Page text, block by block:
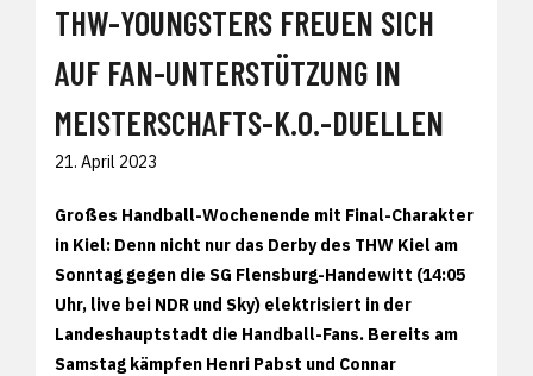
THW-YOUNGSTERS FREUEN SICH
AUF FAN-UNTERSTÜTZUNG IN
MEISTERSCHAFTS-K.O.-DUELLEN
21. April 2023
Großes Handball-Wochenende mit Final-Charakter
in Kiel: Denn nicht nur das Derby des THW Kiel am
Sonntag gegen die SG Flensburg-Handewitt (14:05
Uhr, live bei NDR und Sky) elektrisiert in der
Landeshauptstadt die Handball-Fans. Bereits am
Samstag kämpfen Henri Pabst und Connar